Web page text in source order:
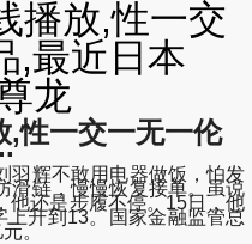
播放,性一交
,最近日本
龙
,性一交一无一伦
辉不敢用电器做饭，怕发
滑链，慢慢恢复接单。虽说
他还是步履不停。15日，他
升到13。国家金融监管总
。